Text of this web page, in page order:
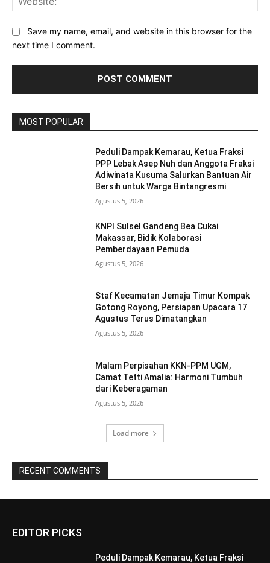
Save my name, email, and website in this browser for the
next time I comment.
MOST POPULAR
Peduli Dampak Kemarau, Ketua Fraksi
PPP Lebak Asep Nuh dan Anggota Fraksi
Adiwinata Kusuma Salurkan Bantuan Air
Bersih untuk Warga Bintangresmi
Agustus 5, 2026
KNPI Sulsel Gandeng Bea Cukai
Makassar, Bidik Kolaborasi
Pemberdayaan Pemuda
Agustus 5, 2026
Staf Kecamatan Jemaja Timur Kompak
Gotong Royong, Persiapan Upacara 17
Agustus Terus Dimatangkan ‎
Agustus 5, 2026
Malam Perpisahan KKN-PPM UGM,
Camat Tetti Amalia: Harmoni Tumbuh
dari Keberagaman
Agustus 5, 2026
Load more
RECENT COMMENTS
EDITOR PICKS
Peduli Dampak Kemarau, Ketua Fraksi